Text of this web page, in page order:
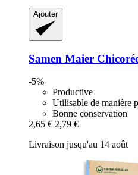
Ajouter
Samen Maier
-5%
Productive
Utilisable de manière
Bonne conservation
2,65 € 2,79 €
Livraison jusqu'au 14 août